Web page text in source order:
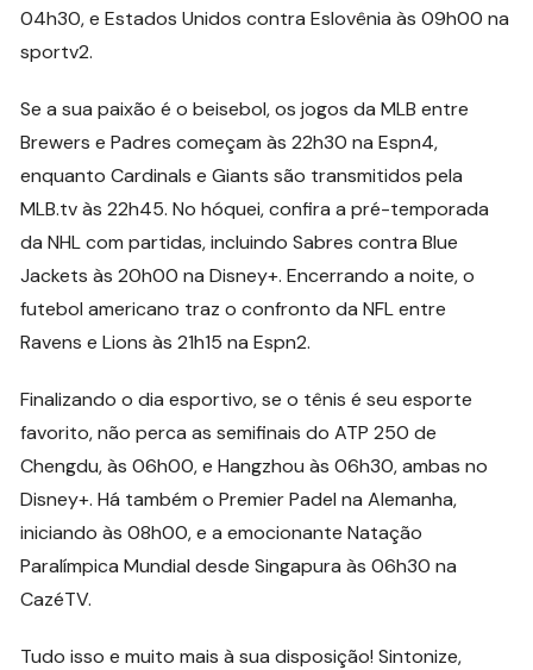
04h30, e Estados Unidos contra Eslovênia às 09h00 na
sportv2.
Se a sua paixão é o beisebol, os jogos da MLB entre
Brewers e Padres começam às 22h30 na Espn4,
enquanto Cardinals e Giants são transmitidos pela
MLB.tv às 22h45. No hóquei, confira a pré-temporada
da NHL com partidas, incluindo Sabres contra Blue
Jackets às 20h00 na Disney+. Encerrando a noite, o
futebol americano traz o confronto da NFL entre
Ravens e Lions às 21h15 na Espn2.
Finalizando o dia esportivo, se o tênis é seu esporte
favorito, não perca as semifinais do ATP 250 de
Chengdu, às 06h00, e Hangzhou às 06h30, ambas no
Disney+. Há também o Premier Padel na Alemanha,
iniciando às 08h00, e a emocionante Natação
Paralímpica Mundial desde Singapura às 06h30 na
CazéTV.
Tudo isso e muito mais à sua disposição! Sintonize,